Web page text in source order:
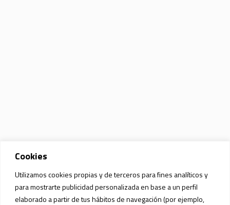
Cookies
Utilizamos cookies propias y de terceros para fines analíticos y
para mostrarte publicidad personalizada en base a un perfil
elaborado a partir de tus hábitos de navegación (por ejemplo,